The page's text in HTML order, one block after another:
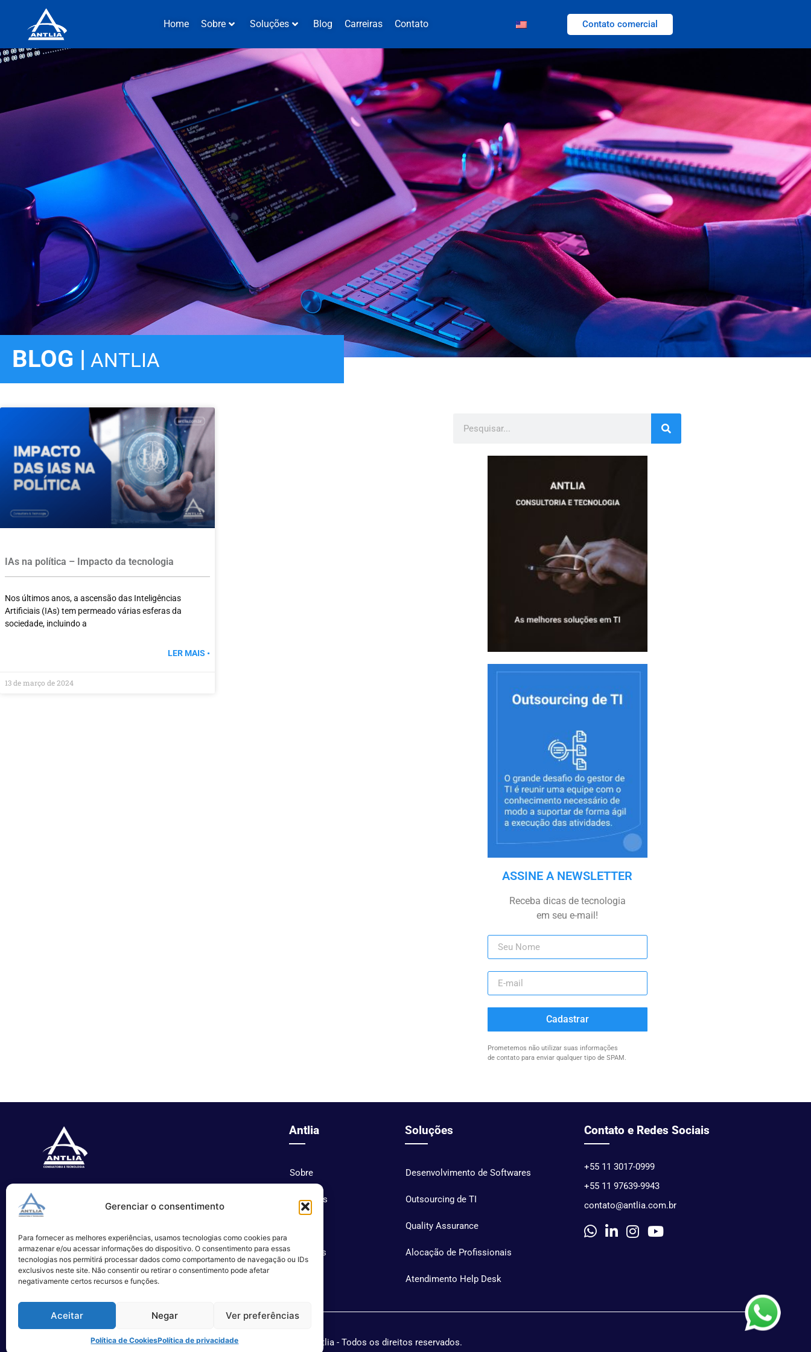
Gerenciar o consentimento
Para fornecer as melhores experiências, usamos tecnologias como cookies para
armazenar e/ou acessar informações do dispositivo. O consentimento para essas
tecnologias nos permitirá processar dados como comportamento de navegação ou IDs
exclusivos neste site. Não consentir ou retirar o consentimento pode afetar
negativamente certos recursos e funções.
Aceitar Negar Ver preferências
Política de CookiesPolítica de privacidade
Home Sobre Soluções Blog Carreiras Contato Contato comercial
BLOG | ANTLIA
IAs na política – Impacto da tecnologia
Nos últimos anos, a ascensão das Inteligências
Artificiais (IAs) tem permeado várias esferas da
sociedade, incluindo a
LER MAIS •
13 de março de 2024
ASSINE A NEWSLETTER
Receba dicas de tecnologia
em seu e-mail!
Cadastrar
Prometemos não utilizar suas informações
de contato para enviar qualquer tipo de SPAM.
de softwares e serviços de TI.
Alameda Campinas, 1100 – 3°Andar,
São Paulo
Antlia
Sobre
Soluções
Carreiras
Soluções
Desenvolvimento de Softwares
Outsourcing de TI
Quality Assurance
Alocação de Profissionais
Atendimento Help Desk
Contato e Redes Sociais
+55 11 3017-0999
+55 11 97639-9943
contato@antlia.com.br
Antlia - Todos os direitos reservados.